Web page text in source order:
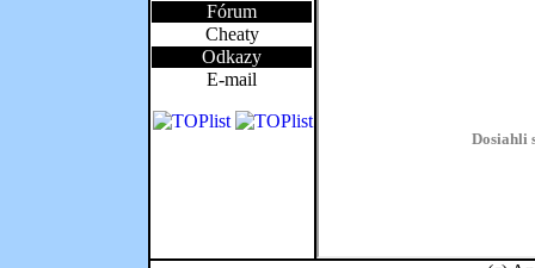
Fórum
Cheaty
Odkazy
E-mail